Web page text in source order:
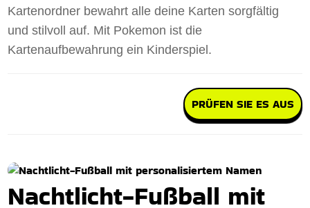
Kartenordner bewahrt alle deine Karten sorgfältig
und stilvoll auf. Mit Pokemon ist die
Kartenaufbewahrung ein Kinderspiel.
PRÜFEN SIE ES AUS
Nachtlicht-Fußball mit